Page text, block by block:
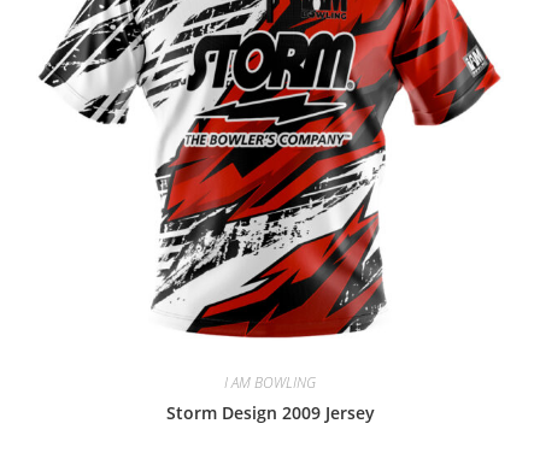
I AM BOWLING
Storm Design 2009 Jersey